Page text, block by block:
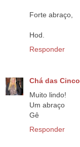
Forte abraço,
Hod.
Responder
Chá das Cinco
Muito lindo!
Um abraço
Gê
Responder